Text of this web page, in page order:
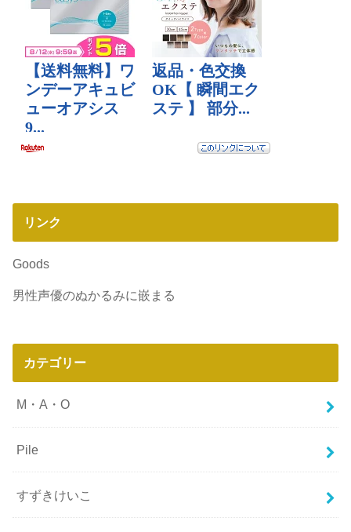
リンク
Goods
男性声優のぬかるみに嵌まる
カテゴリー
M・A・O
Pile
すずきけいこ